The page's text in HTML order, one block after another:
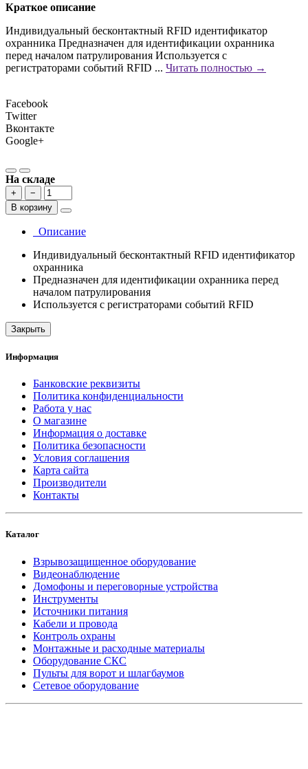
Краткое описание
Индивидуальный бесконтактный RFID идентификатор
охранника Предназначен для идентификации охранника
перед началом патрулирования Используется с
регистраторами событий RFID ... Читать полностью →
Facebook
Twitter
Вконтакте
Google+
На складе
+
−
В корзину
Описание
Индивидуальный бесконтактный RFID идентификатор
охранника
Предназначен для идентификации охранника перед
началом патрулирования
Используется с регистраторами событий RFID
Закрыть
Информация
Банковские реквизиты
Политика конфиденциальности
Работа у нас
О магазине
Информация о доставке
Политика безопасности
Условия соглашения
Карта сайта
Производители
Контакты
Каталог
Взрывозащищенное оборудование
Видеонаблюдение
Домофоны и переговорные устройства
Инструменты
Источники питания
Кабели и провода
Контроль охраны
Монтажные и расходные материалы
Оборудование СКС
Пульты для ворот и шлагбаумов
Сетевое оборудование